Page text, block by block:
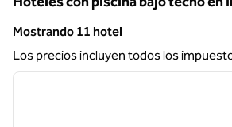
Mostrando 11 hotel
Mostrando 11 hotel
Los precios incluyen todos los
1 de 12